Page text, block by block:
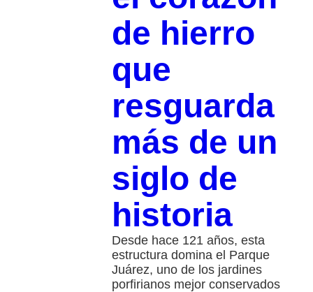
de hierro
que
resguarda
más de un
siglo de
historia
Desde hace 121 años, esta
estructura domina el Parque
Juárez, uno de los jardines
porfirianos mejor conservados